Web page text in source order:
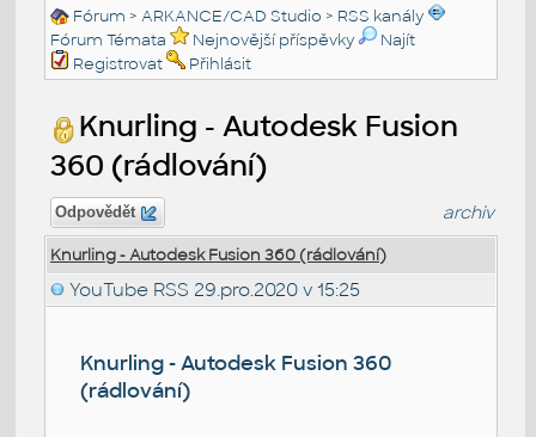
Fórum >ARKANCE/CAD Studio > RSS kanály
Fórum Témata
Nejnovější příspěvky
Najít
Registrovat
Přihlásit
Knurling - Autodesk Fusion
360 (rádlování)
Odpovědět archiv
Knurling - Autodesk Fusion 360 (rádlování)
YouTube RSS 29.pro.2020 v 15:25
Knurling - Autodesk Fusion 360
(rádlování)